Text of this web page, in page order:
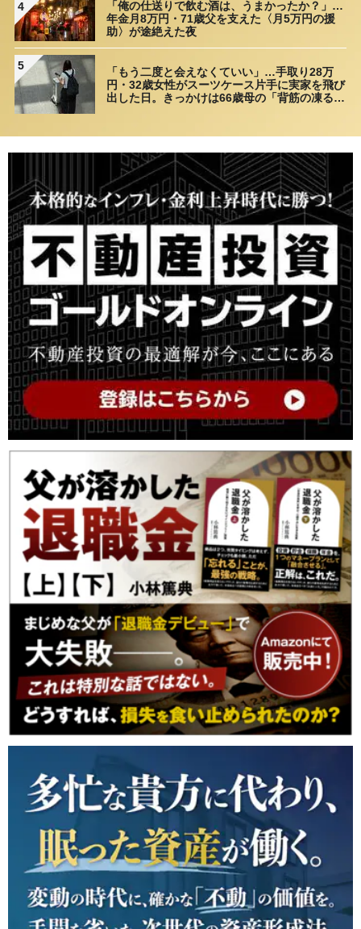
4
「俺の仕送りで飲む酒は、うまかったか？」…
年金月8万円・71歳父を支えた〈月5万円の援
助〉が途絶えた夜
5
「もう二度と会えなくていい」…手取り28万
円・32歳女性がスーツケース片手に実家を飛び
出した日。きっかけは66歳母の「背筋の凍る一